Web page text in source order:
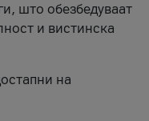
што обезбедуваат
и вистинска
на